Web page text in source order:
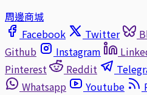
周邊商城
Facebook
Twitter
Github
Instagram
Pinterest
Reddit
Whatsapp
Youtube